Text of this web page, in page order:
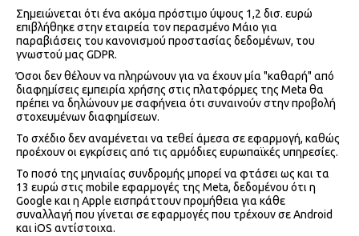
Σημειώνεται ότι ένα ακόμα πρόστιμο ύψους 1,2 δισ. ευρώ
επιβλήθηκε στην εταιρεία τον περασμένο Μάιο για
παραβιάσεις του κανονισμού προστασίας δεδομένων, του
γνωστού μας GDPR.
Όσοι δεν θέλουν να πληρώνουν για να έχουν μία "καθαρή" από
διαφημίσεις εμπειρία χρήσης στις πλατφόρμες της Meta θα
πρέπει να δηλώνουν με σαφήνεια ότι συναινούν στην προβολή
στοχευμένων διαφημίσεων.
Το σχέδιο δεν αναμένεται να τεθεί άμεσα σε εφαρμογή, καθώς
προέχουν οι εγκρίσεις από τις αρμόδιες ευρωπαϊκές υπηρεσίες.
Το ποσό της μηνιαίας συνδρομής μπορεί να φτάσει ως και τα
13 ευρώ στις mobile εφαρμογές της Meta, δεδομένου ότι η
Google και η Apple εισπράττουν προμήθεια για κάθε
συναλλαγή που γίνεται σε εφαρμογές που τρέχουν σε Android
και iOS αντίστοιχα.